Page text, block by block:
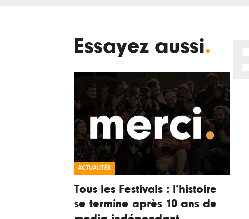
Essayez aussi.
ACTUALITÉS
Tous les Festivals : l’histoire
se termine après 10 ans de